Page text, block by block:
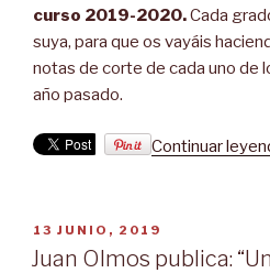
curso 2019-2020.Cada
suya, para que os vayáis
notas de corte de cada uno de
año pasado.
Continuar
PUBLICADO
EL
13 JUNIO, 2019
Juan Olmos publica: